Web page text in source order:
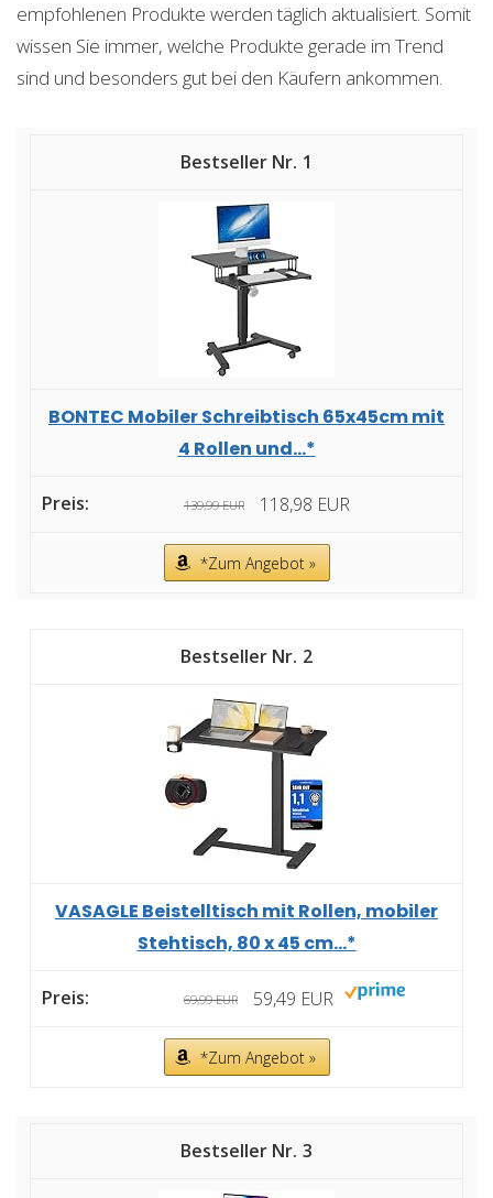
empfohlenen Produkte werden täglich aktualisiert. Somit
wissen Sie immer, welche Produkte gerade im Trend
sind und besonders gut bei den Käufern ankommen.
1
BONTEC Mobiler Schreibtisch 65x45cm mit
4 Rollen und...*
139,99 EUR 118,98 EUR
*Zum Angebot »
2
VASAGLE Beistelltisch mit Rollen, mobiler
Stehtisch, 80 x 45 cm...*
69,99 EUR 59,49 EUR
*Zum Angebot »
3